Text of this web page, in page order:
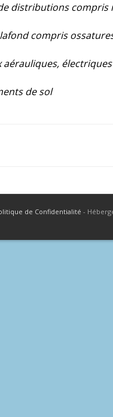
distributions compris
compris
de sol
de Confidentialité -